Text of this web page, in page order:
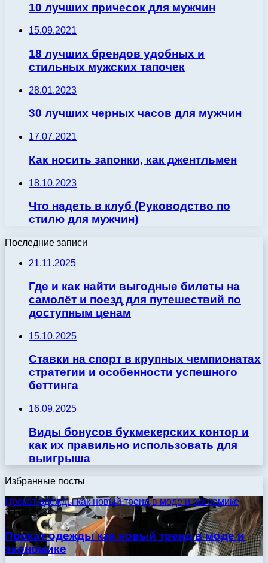
10 лучших причесок для мужчин
15.09.2021
18 лучших брендов удобных и
стильных мужских тапочек
28.01.2023
30 лучших черных часов для мужчин
17.07.2021
Как носить запонки, как джентльмен
18.10.2023
Что надеть в клуб (Руководство по
стилю для мужчин)
Последние записи
21.11.2025
Где и как найти выгодные билеты на
самолёт и поезд для путешествий по
доступным ценам
15.10.2025
Ставки на спорт в крупных чемпионатах
стратегии и особенности успешного
беттинга
16.09.2025
Виды бонусов букмекерских контор и
как их правильно использовать для
выигрыша
Избранные посты
Прокат одежды как новый тренд в моде и экономике
30.09.2024
Прокат одежды как новый тренд в моде и
экономике